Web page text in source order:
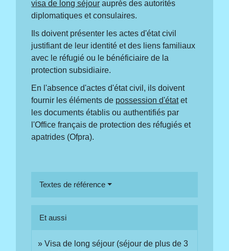
visa de long séjour auprès des autorités
diplomatiques et consulaires.
Ils doivent présenter les actes d'état civil
justifiant de leur identité et des liens familiaux
avec le réfugié ou le bénéficiaire de la
protection subsidiaire.
En l'absence d'actes d'état civil, ils doivent
fournir les éléments de possession d'étatet
les documents établis ou authentifiés par
l'Office français de protection des réfugiés et
apatrides (Ofpra).
Textes de référence
Et aussi
Visa de long séjour (séjour de plus de 3